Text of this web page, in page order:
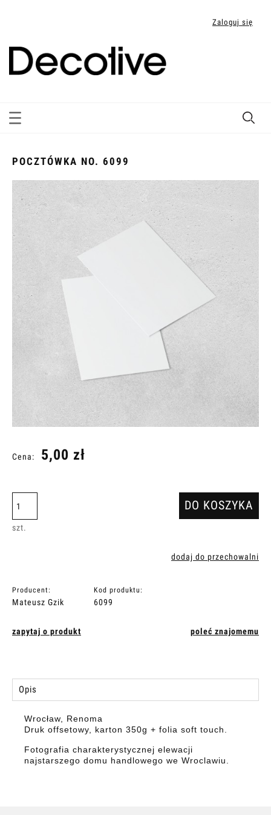
Zaloguj się
POCZTÓWKA NO. 6099
Cena: 5,00 zł
szt.
DO KOSZYKA
dodaj do przechowalni
Producent:
Mateusz Gzik
Kod produktu:
6099
zapytaj o produkt poleć znajomemu
Opis
Wrocław, Renoma
Druk offsetowy, karton 350g + folia soft touch.
Fotografia charakterystycznej elewacji
najstarszego domu handlowego we Wroclawiu.